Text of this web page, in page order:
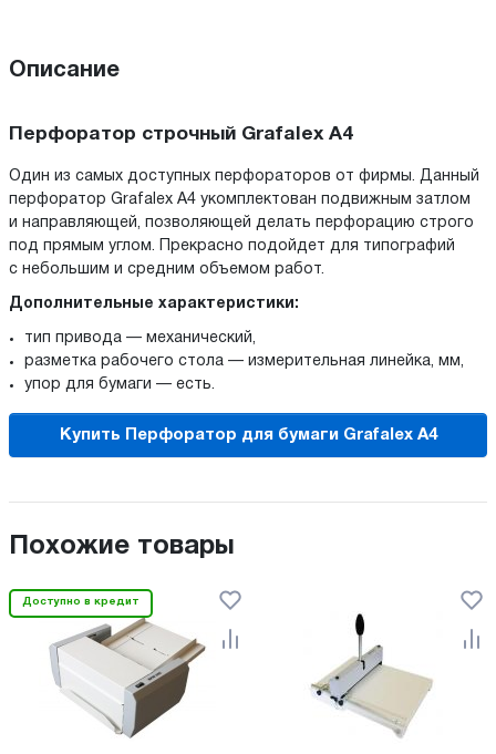
Описание
Перфоратор строчный Grafalex A4
Один из самых доступных перфораторов от фирмы. Данный
перфоратор Grafalex A4 укомплектован подвижным затлом
и направляющей, позволяющей делать перфорацию строго
под прямым углом. Прекрасно подойдет для типографий
с небольшим и средним объемом работ.
Дополнительные характеристики:
тип привода — механический,
разметка рабочего стола — измерительная линейка, мм,
упор для бумаги — есть.
Купить Перфоратор для бумаги Grafalex A4
Похожие товары
Доступно в кредит